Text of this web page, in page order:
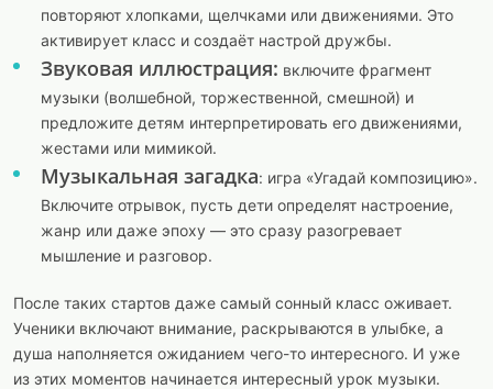
повторяют хлопками, щелчками или движениями. Это
активирует класс и создаёт настрой дружбы.
Звуковая иллюстрация: включите фрагмент
музыки (волшебной, торжественной, смешной) и
предложите детям интерпретировать его движениями,
жестами или мимикой.
Музыкальная загадка: игра «Угадай композицию».
Включите отрывок, пусть дети определят настроение,
жанр или даже эпоху — это сразу разогревает
мышление и разговор.
После таких стартов даже самый сонный класс оживает.
Ученики включают внимание, раскрываются в улыбке, а
душа наполняется ожиданием чего-то интересного. И уже
из этих моментов начинается интересный урок музыки.